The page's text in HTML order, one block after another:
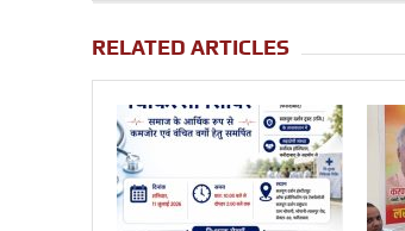
RELATED ARTICLES